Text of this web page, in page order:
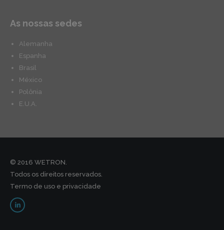
As nossas sedes
Alemanha
Espanha
Brasil
México
Polônia
E.U.A.
© 2016 WETRON.
Todos os direitos reservados.
Termo de uso e privacidade